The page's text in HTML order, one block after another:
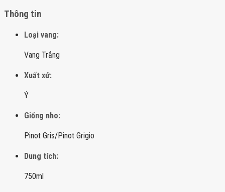
Thông tin
Loại vang:
Vang Trắng
Xuất xứ:
Ý
Giống nho:
Pinot Gris/Pinot Grigio
Dung tích:
750ml